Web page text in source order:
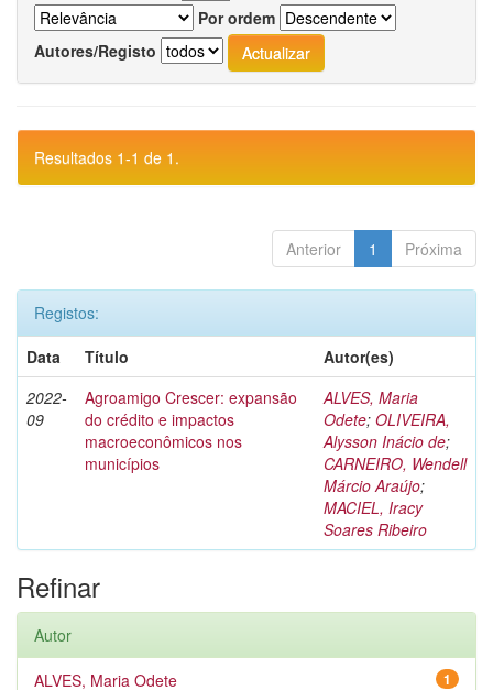
Por ordem
Autores/Registo
Resultados 1-1 de 1.
Anterior 1 Próxima
Registos:
Data
Título
Autor(es)
2022-
09
Agroamigo Crescer: expansão
do crédito e impactos
macroeconômicos nos
municípios
ALVES, Maria
Odete; OLIVEIRA,
Alysson Inácio de;
CARNEIRO, Wendell
Márcio Araújo;
MACIEL, Iracy
Soares Ribeiro
Refinar
Autor
1
ALVES, Maria Odete